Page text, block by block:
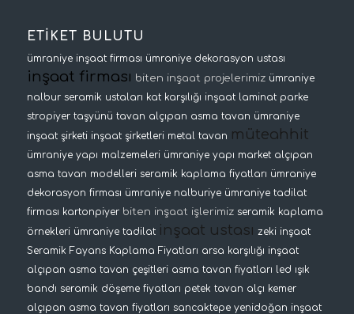
ETİKET BULUTU
ümraniye inşaat firması ümraniye dekorasyon ustası
inşaat firması biten inşaat projelerimiz ümraniye
nalbur seramik ustaları kat karşılığı inşaat laminat parke
stropiyer taşyünü tavan alçıpan asma tavan ümraniye
inşaat şirketi inşaat şirketleri metal tavan müteahhit
ümraniye yapı malzemeleri ümraniye yapı market alçıpan
asma tavan modelleri seramik kaplama fiyatları ümraniye
dekorasyon firması ümraniye nalburiye ümraniye tadilat
firması kartonpiyer biten inşaat işlerimiz seramik kaplama
örnekleri ümraniye tadilat inşaat ustası zeki inşaat
Seramik Fayans Kaplama Fiyatları arsa karşılığı inşaat
alçıpan asma tavan çeşitleri asma tavan fiyatları led ışık
bandı seramik döşeme fiyatları petek tavan alçı kemer
alçıpan asma tavan fiyatları sancaktepe yenidoğan inşaat